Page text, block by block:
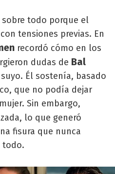
todo porque el
tensiones previas. En
recordó cómo en los
dudas de Bal
Él sostenía, basado
que no podía dejar
Sin embargo,
lo que generó
fisura que nunca
todo.